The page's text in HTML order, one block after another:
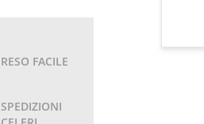
RESO FACILE
SPEDIZIONI